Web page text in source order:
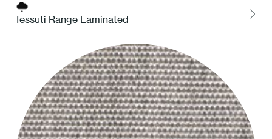
LOCH Charcoal
Tessuti Range Laminated